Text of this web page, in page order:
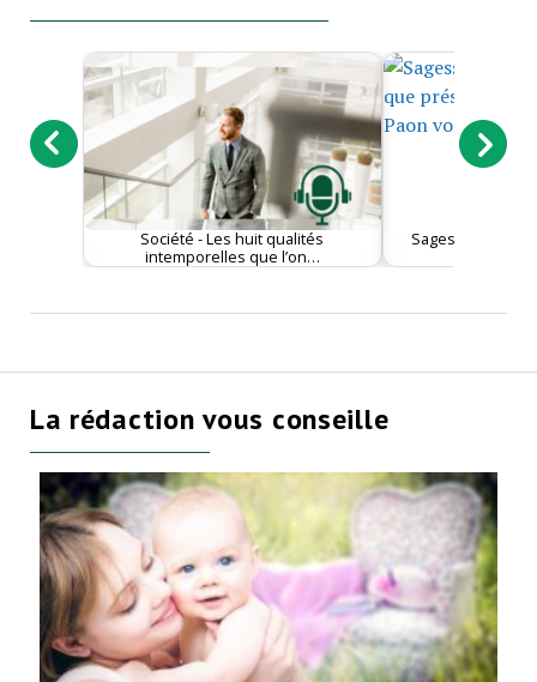
Société - Les huit qualités
intemporelles que l’on…
Sagesse -
La rédaction vous conseille